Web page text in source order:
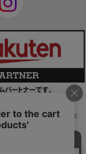
載を禁止します。
Inc. ALL RIGHTS RE